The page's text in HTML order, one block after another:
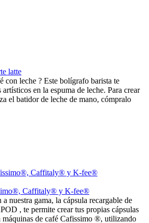
latte
con leche ? Este bolígrafo barista te
en la espuma de leche. Para crear
el batidor de leche de mano, cómpralo
Caffitaly® y K-fee®
nuestra gama, la cápsula recargable de
, te permite crear tus propias cápsulas
máquinas de café Cafissimo ®, utilizando